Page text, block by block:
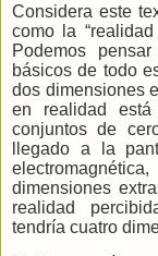
Considera este
como la
Podemos
básicos de todo
dos dimensiones
en realidad
conjuntos de
llegado a la
dimensiones
realidad
tendría cuatro